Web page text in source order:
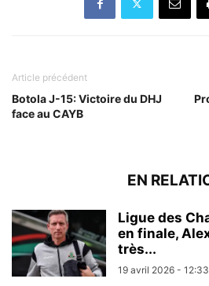
Article précédent
Botola J-15: Victoire du DHJ
face au CAYB
EN
Ligue des
en finale,
très...
19 avril 2026 - 12:33